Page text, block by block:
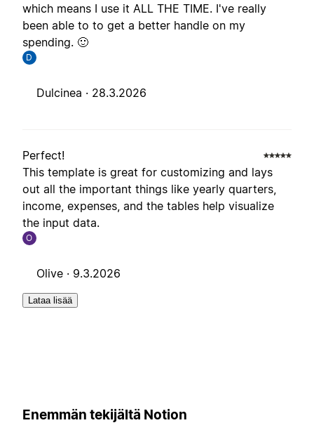
which means I use it ALL THE TIME. I've really
been able to to get a better handle on my
spending. 🙂
D
Dulcinea · 28.3.2026
Perfect!
This template is great for customizing and lays
out all the important things like yearly quarters,
income, expenses, and the tables help visualize
the input data.
O
Olive · 9.3.2026
Lataa lisää
Enemmän tekijältä Notion